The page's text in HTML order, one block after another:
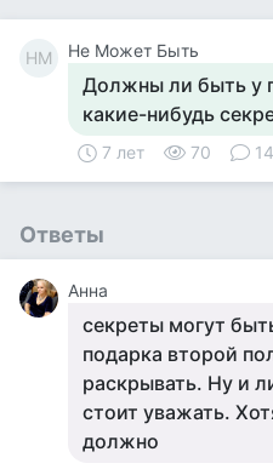
НМ Не Может Быть
Должны ли быть у
какие-нибудь
7 лет 70 14
Ответы
Анна
секреты могут
подарка второй
раскрывать. Ну и
стоит уважать.
должно